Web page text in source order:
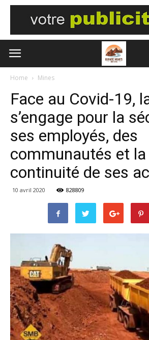
Home Mines
Face au Covid-19,
s’engage pour la
ses employés, des
communautés et la
continuité de ses
10 avril 2020 828809